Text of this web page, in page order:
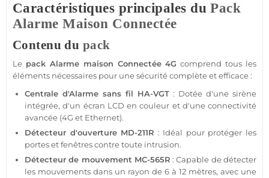
Caractéristiques principales duPack
Alarme Maison Connectée
Contenu du pack
Le pack Alarme maison Connectée 4G comprend tous les
éléments nécessaires pour unesécuritécomplète et efficace :
Centrale d'Alarme sans fil HA-VGT : Dotée d'une sirène
intégrée, d'un écran LCD en couleur et d'une connectivité
avancée (4G et Ethernet).
Détecteur d'ouverture MD-211R : Idéal pour protéger les
portes et fenêtres contre toute intrusion.
Détecteur de mouvement MC-565R : Capable de détecter
les mouvements dans un rayon de 6 à 12 mètres, avec une